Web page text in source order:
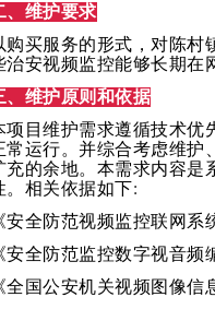
、维护要求
购买服务的形式，对陈村
治安视频监控能够长期在
、维护原则和依据
项目维护需求遵循技术优
常运行。并综合考虑维护
充的余地。本需求内容是
。相关依据如下:
安全防范视频监控联网系
安全防范监控数字视音
全国公安机关视频图像